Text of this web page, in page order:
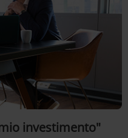
investimento"